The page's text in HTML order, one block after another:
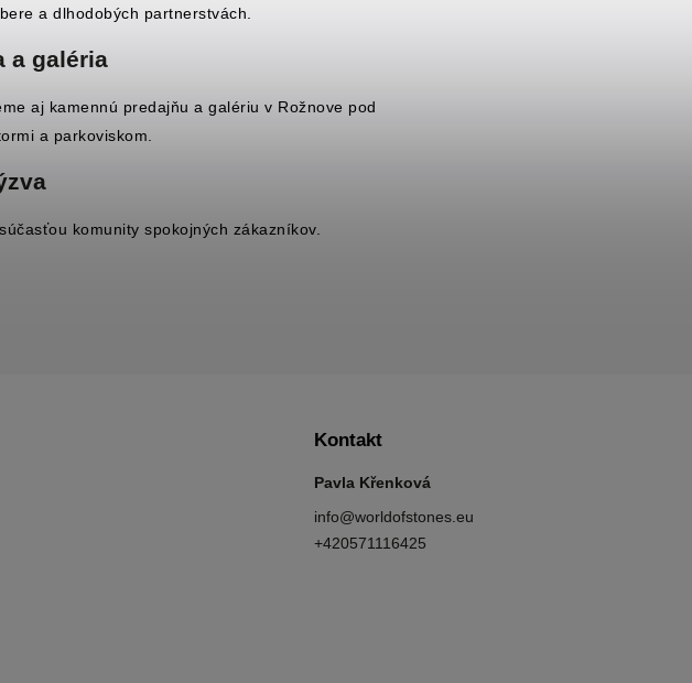
a dlhodobých partnerstvách.
a galéria
aj kamennú predajňu a galériu v Rožnove pod
a parkoviskom.
komunity spokojných zákazníkov.
Kontakt
Pavla Křenková
info@worldofstones.eu
+420571116425